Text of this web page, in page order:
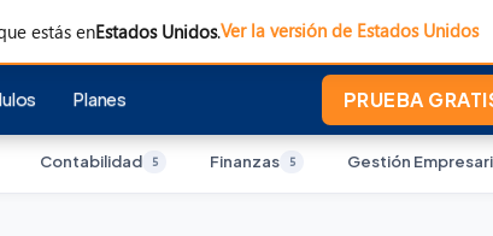
estás enEstados Unidos.Ver la versión de Estados Unidos
Planes PRUEBA
Contabilidad 5 Finanzas 5 Gestión